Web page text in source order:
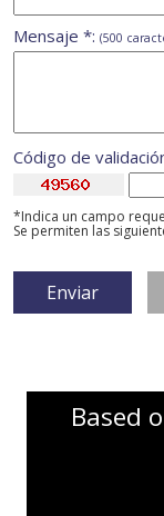
Mensaje *: (500
Código de
*Indica un campo
Se permiten las
Based